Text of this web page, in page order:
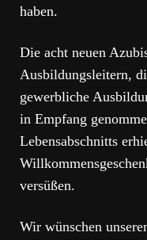
haben.
Die acht neuen
Ausbildungsleitern,
gewerbliche
in Empfang
Lebensabschnitts
versüßen.
Wir wünschen